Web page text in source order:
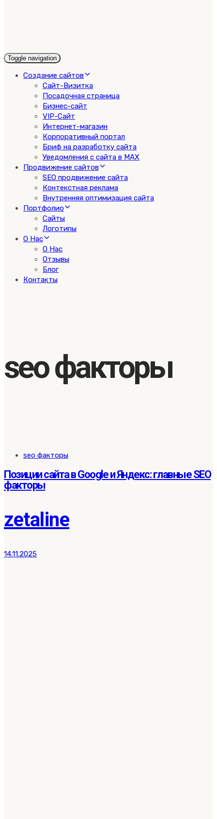
Toggle navigation
Создание сайтов
Сайт-Визитка
Посадочная страница
Бизнес-сайт
VIP-Сайт
Интернет-магазин
Корпоративный портал
Бриф на разработку сайта
Уведомления с сайта в MAX
Продвижение сайтов
SEO продвижение сайта
Контекстная реклама
Внутренняя оптимизация сайта
Портфолио
Сайты
Логотипы
О Нас
О Нас
Отзывы
Блог
Контакты
seo факторы
Tags seo факторы
Позиции сайта в Google и Яндекс: главные SEO
факторы
zetaline
14.11.2025